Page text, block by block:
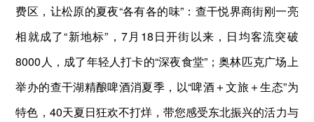
费区，让松原的夏夜“各有各的味”：查干悦界商街刚一亮
相就成了“新地标”，7月18日开街以来，日均客流突破
8000人，成了年轻人打卡的“深夜食堂”；奥林匹克广场上
举办的查干湖精酿啤酒消夏季，以“啤酒＋文旅＋生态”为
特色，40天夏日狂欢不打烊，带您感受东北振兴的活力与